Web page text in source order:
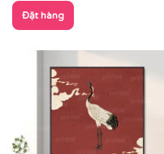
Đặt hàng